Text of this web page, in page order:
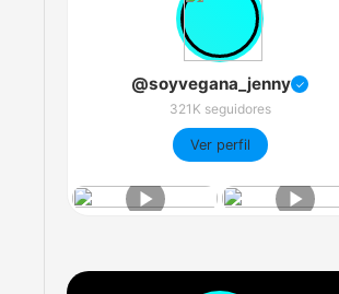
@soyvegana_jenny ✓
321K seguidores
Ver perfil